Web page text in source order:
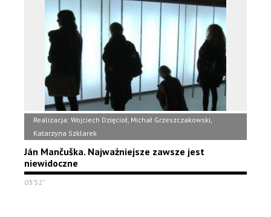
Realizacja: Wojciech Dzięcioł, Michał Grzeszczakowski,
Katarzyna Szklarek
Ján Mančuška. Najważniejsze zawsze jest
niewidoczne
03'52"